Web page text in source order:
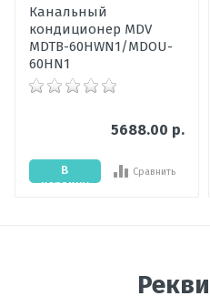
внутреннего
блока, дБ
Мощность
охлаждения,
обогрева, кВт
Ваше сообщение
Канальный
кондиционер MDV
MDTB-60HWN1/MDOU-
60HN1
5688.00 р.
В
корзину
Сравнить